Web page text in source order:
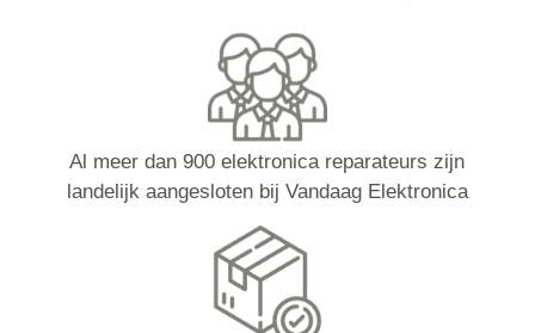
Al meer dan 900 elektronica reparateurs zijn
landelijk aangesloten bij Vandaag Elektronica